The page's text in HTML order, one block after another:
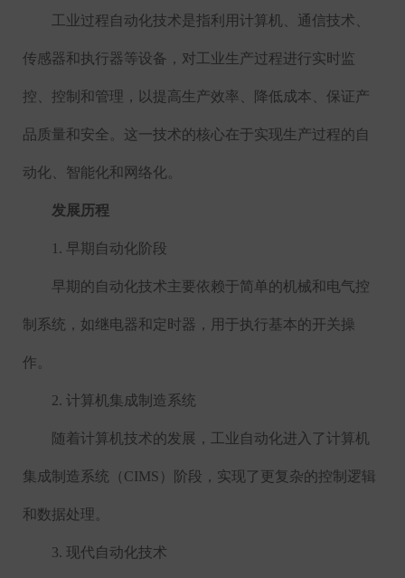
工业过程自动化技术是指利用计算机、通信技术、
传感器和执行器等设备，对工业生产过程进行实时监
控、控制和管理，以提高生产效率、降低成本、保证产
品质量和安全。这一技术的核心在于实现生产过程的自
动化、智能化和网络化。
发展历程
1. 早期自动化阶段
早期的自动化技术主要依赖于简单的机械和电气控
制系统，如继电器和定时器，用于执行基本的开关操
作。
2. 计算机集成制造系统
随着计算机技术的发展，工业自动化进入了计算机
集成制造系统（ CIMS ）阶段，实现了更复杂的控制逻辑
和数据处理。
3. 现代自动化技术